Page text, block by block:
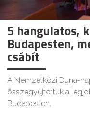
5 hangulatos,
Budapesten,
csábít
A Nemzetközi Duna-
összegyűjtöttük a
Budapesten.